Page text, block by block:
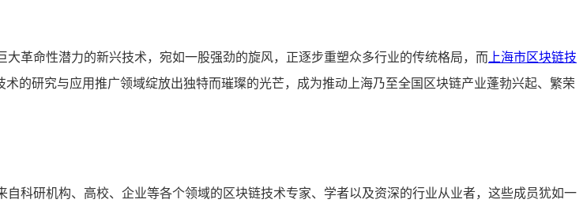
革命性潜力的新兴技术，宛如一股强劲的旋风，正逐步重塑众多行业的传统格局，而 上海市区块链技
的研究与应用推广领域绽放出独特而璀璨的光芒，成为推动上海乃至全国区块链产业蓬勃兴起、繁荣
科研机构、高校、企业等各个领域的区块链技术专家、学者以及资深的行业从业者，这些成员犹如一